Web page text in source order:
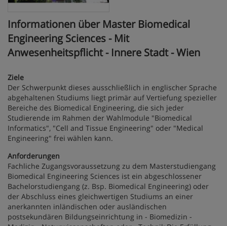
Informationen über Master Biomedical
Engineering Sciences - Mit
Anwesenheitspflicht - Innere Stadt - Wien
Ziele
Der Schwerpunkt dieses ausschließlich in englischer Sprache
abgehaltenen Studiums liegt primär auf Vertiefung spezieller
Bereiche des Biomedical Engineering, die sich jeder
Studierende im Rahmen der Wahlmodule "Biomedical
Informatics", "Cell and Tissue Engineering" oder "Medical
Engineering" frei wählen kann.
Anforderungen
Fachliche Zugangsvoraussetzung zu dem Masterstudiengang
Biomedical Engineering Sciences ist ein abgeschlossener
Bachelorstudiengang (z. Bsp. Biomedical Engineering) oder
der Abschluss eines gleichwertigen Studiums an einer
anerkannten inländischen oder ausländischen
postsekundären Bildungseinrichtung in - Biomedizin -